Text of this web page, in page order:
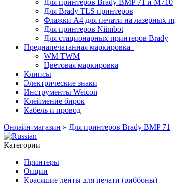
Для принтеров Brady BMP 71 и M710
Для Brady TLS принтеров
Флажки A4 для печати на лазерных
Для принтеров Niimbot
Для стационарных принтеров Brady
Преднапечатанная маркировка
WM TWM
Цветовая маркировка
Клипсы
Электрические знаки
Инструменты Weicon
Клеймение бирок
Кабель и провод
Онлайн-магазин » Для принтеров Brady BMP 71
Категории
Принтеры
Опции
Красящие ленты для печати (риббоны)